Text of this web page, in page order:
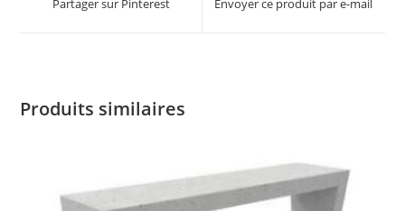
Partager sur Pinterest Envoyer ce produit par e-mail
Produits similaires